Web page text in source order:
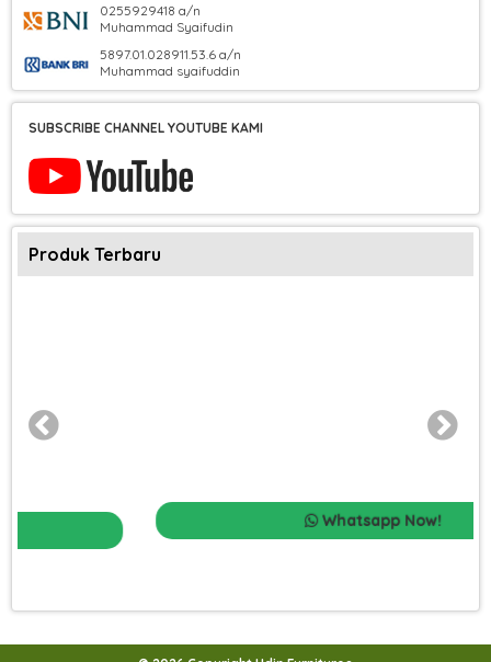
0255929418 a/n
Muhammad Syaifudin
5897.01.028911.53.6 a/n
Muhammad syaifuddin
SUBSCRIBE CHANNEL YOUTUBE KAMI
Produk Terbaru
Whatsapp Now!